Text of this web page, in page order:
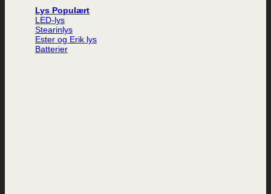
Lys
LED-lys
Stearinlys
Ester og Erik lys
Batterier